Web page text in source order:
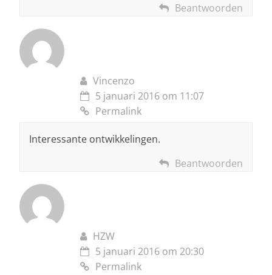
Beantwoorden
Vincenzo
5 januari 2016 om 11:07
Permalink
Interessante ontwikkelingen.
Beantwoorden
HZW
5 januari 2016 om 20:30
Permalink